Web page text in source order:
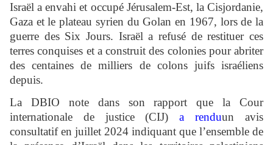
Israël a envahi et occupé Jérusalem-Est, la Cisjordanie,
Gaza et le plateau syrien du Golan en 1967, lors de la
guerre des Six Jours. Israël a refusé de restituer ces
terres conquises et a construit des colonies pour abriter
des centaines de milliers de colons juifs israéliens
depuis.
La DBIO note dans son rapport que la Cour
internationale de justice (CIJ) a renduun avis
consultatif en juillet 2024 indiquant que l’ensemble de